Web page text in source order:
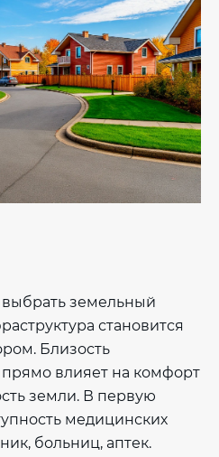
земельный
становится
Близость
влияет на комфорт
земли. В первую
медицинских
больниц, аптек.